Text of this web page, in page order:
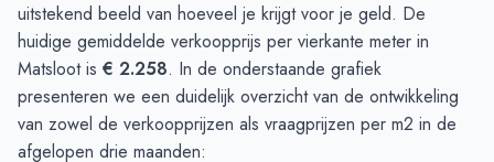
Verkoopprijs in euro's
€ 70.000
uitstekend beeld van hoeveel je krijgt voor je geld. De
huidige gemiddelde verkoopprijs per vierkante meter in
Matsloot is € 2.258. In de onderstaande grafiek
presenteren we een duidelijk overzicht van de ontwikkeling
van zowel de verkoopprijzen als vraagprijzen per m2 in de
afgelopen drie maanden: